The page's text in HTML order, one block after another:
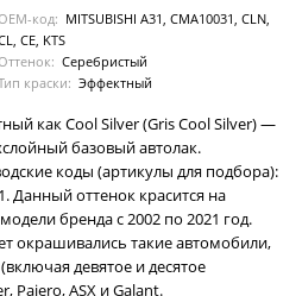
код: MITSUBISHI A31, CMA10031, CLN,
CE, KTS
Серебристый
краски: Эффектный
как Cool Silver (Gris Cool Silver) —
базовый автолак.
коды (артикулы для подбора):
Данный оттенок красится на
бренда с 2002 по 2021 год.
окрашивались такие автомобили,
девятое и десятое
Pajero, ASX и Galant.